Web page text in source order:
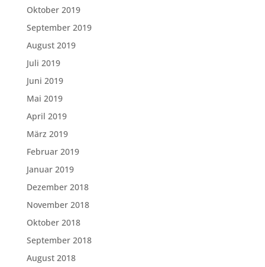
Oktober 2019
September 2019
August 2019
Juli 2019
Juni 2019
Mai 2019
April 2019
März 2019
Februar 2019
Januar 2019
Dezember 2018
November 2018
Oktober 2018
September 2018
August 2018